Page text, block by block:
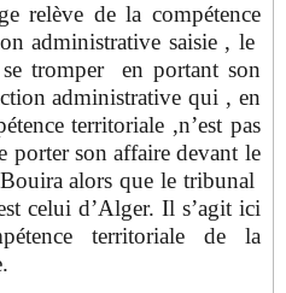
relève de la compétence
administrative saisie , le
tromper en portant son
administrative qui , en
territoriale ,n’est pas
porter son affaire devant le
alors que le tribunal
celui d’Alger. Il s’agit ici
territoriale de la